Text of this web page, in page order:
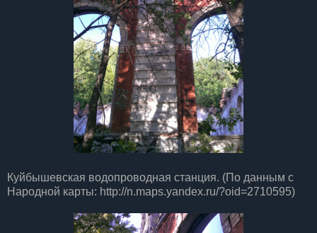
Куйбышевская водопроводная станция. (По данным с
Народной карты: http://n.maps.yandex.ru/?oid=2710595)